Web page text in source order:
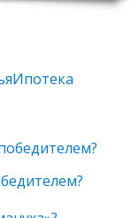
Ипотека